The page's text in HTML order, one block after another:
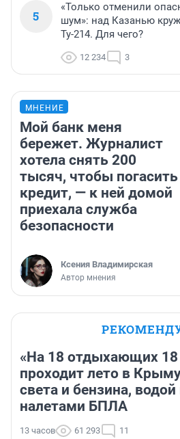
5
«Только отменили
шум»: над Казанью
Ту-214. Для чего?
12 234 3
МНЕНИЕ
Мой банк меня
бережет. Журналист
хотела снять 200
тысяч, чтобы погасить
кредит, — к ней домой
приехала служба
безопасности
Ксения Владимирская
Автор мнения
«На 18 отдыхающих 18
проходит лето в
света и бензина,
налетами БПЛА
13 часов 61 293 11